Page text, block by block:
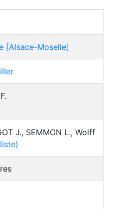
[Alsace-Moselle]
J., SEMMON L., Wolff